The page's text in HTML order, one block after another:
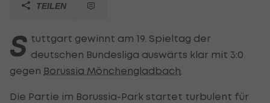
TEILEN
S tuttgart gewinnt am 19. Spieltag der
deutschen Bundesliga auswärts klar mit 3:0
gegen Borussia Mönchengladbach
Die Partie im Borussia-Park startet turbulent für